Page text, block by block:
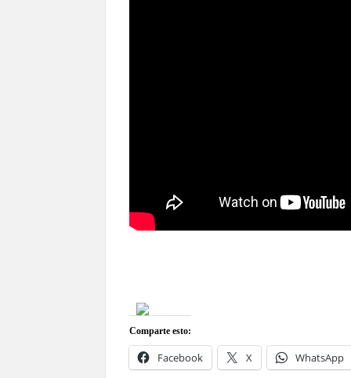
Comparte esto:
Facebook X WhatsApp